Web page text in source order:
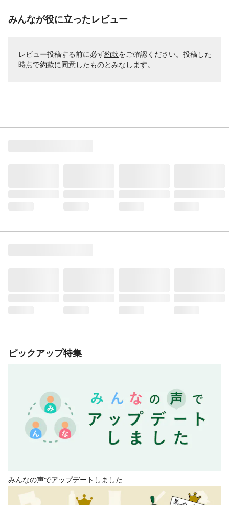
みんなが役に立ったレビュー
レビュー投稿する前に必ず約款をご確認ください。投稿した
時点で約款に同意したものとみなします。
ピックアップ特集
みんなの声でアップデートしました